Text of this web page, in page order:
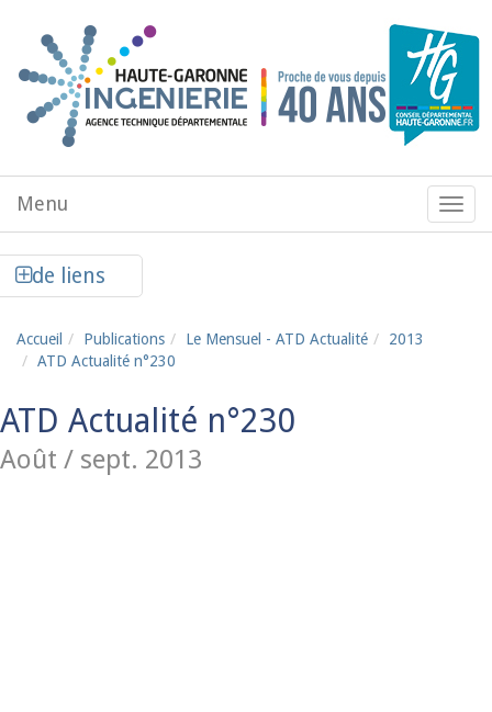
Menu
de
Menu
de liens
Accueil Publications Le Mensuel - ATD Actualité
2013
ATD Actualité n°230
ATD Actualité n°230
Août / sept. 2013